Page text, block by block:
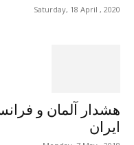
Saturday, 18 April , 2020
هشدار آلمان و
ایران